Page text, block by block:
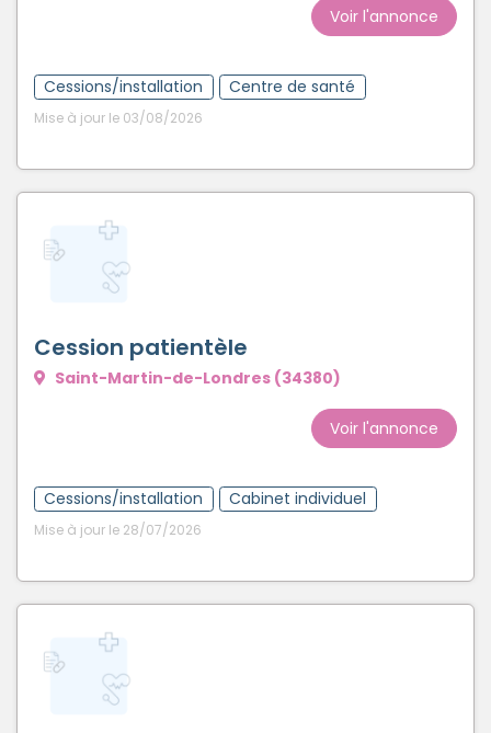
Voir l'annonce
Cessions/installation Centre de santé
Mise à jour le 03/08/2026
Cession patientèle
Saint-Martin-de-Londres (34380)
Voir l'annonce
Cessions/installation Cabinet individuel
Mise à jour le 28/07/2026